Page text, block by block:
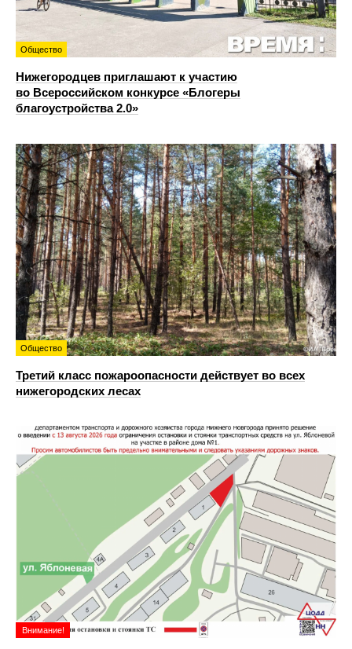
Общество
Нижегородцев приглашают к участию
во Всероссийском конкурсе «Блогеры
благоустройства 2.0»
Общество
Третий класс пожароопасности действует во всех
нижегородских лесах
Внимание!